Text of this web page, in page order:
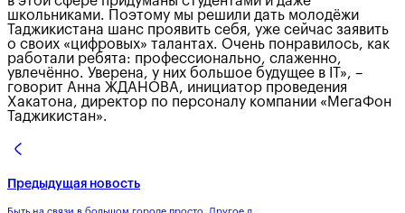
школьниками. Поэтому мы решили дать молодёжи
Таджикистана шанс проявить себя, уже сейчас заявить
о своих «цифровых» талантах. Очень понравилось, как
работали ребята: профессионально, слаженно,
увлечённо. Уверена, у них большое будущее в IT», –
говорит Анна ЖДАНОВА, инициатор проведения
Хакатона, директор по персоналу компании «МегаФон
Таджикистан».
Предыдущая новость